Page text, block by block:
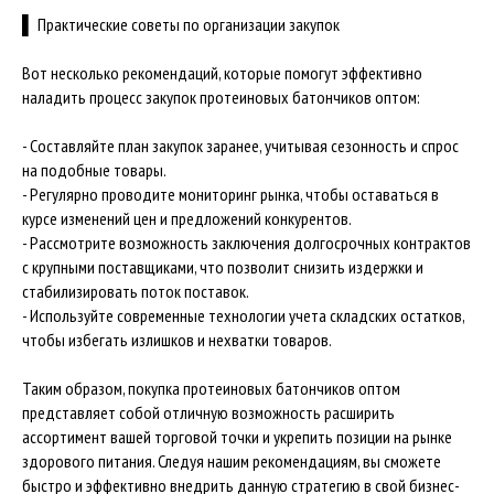
▌ Практические советы по организации закупок
Вот несколько рекомендаций, которые помогут эффективно
наладить процесс закупок протеиновых батончиков оптом:
- Составляйте план закупок заранее, учитывая сезонность и спрос
на подобные товары.
- Регулярно проводите мониторинг рынка, чтобы оставаться в
курсе изменений цен и предложений конкурентов.
- Рассмотрите возможность заключения долгосрочных контрактов
с крупными поставщиками, что позволит снизить издержки и
стабилизировать поток поставок.
- Используйте современные технологии учета складских остатков,
чтобы избегать излишков и нехватки товаров.
Таким образом, покупка протеиновых батончиков оптом
представляет собой отличную возможность расширить
ассортимент вашей торговой точки и укрепить позиции на рынке
здорового питания. Следуя нашим рекомендациям, вы сможете
быстро и эффективно внедрить данную стратегию в свой бизнес-